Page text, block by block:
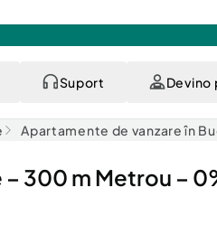
Suport Devino
Apartamente de vanzare în
300 m Metrou –